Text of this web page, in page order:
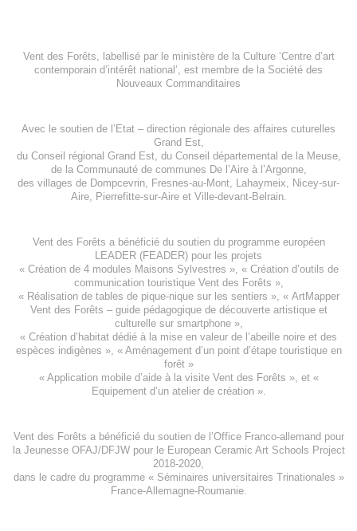
Vent des Forêts, labellisé par le ministère de la Culture ‘Centre d’art
contemporain d’intérêt national’, est membre de la Société des
Nouveaux Commanditaires
Avec le soutien de l’ Etat – direction régionale des affaires cuturelles
Grand Est,
du Conseil régional Grand Est, du Conseil départemental de la Meuse,
de la Communauté de communes De l’Aire à l’Argonne,
des villages de Dompcevrin, Fresnes-au-Mont, Lahaymeix, Nicey-sur-
Aire, Pierrefitte-sur-Aireet Ville-devant-Belrain.
Vent des Forêts a bénéficié du soutien du programme européen
LEADER (FEADER) pour les projets
« Création de 4 modules Maisons Sylvestres », « Création d’outils de
communication touristique Vent des Forêts »,
« Réalisation de tables de pique-nique sur les sentiers », « ArtMapper
Vent des Forêts – guide pédagogique de découverte artistique et
culturelle sur smartphone »,
« Création d’habitat dédié à la mise en valeur de l’abeille noire et des
espèces indigènes », « Aménagement d’un point d’étape touristique en
forêt»
« Application mobile d’aide à la visite Vent des Forêts », et «
Equipement d’un atelier de création».
Vent des Forêts a bénéficié du soutien de l’Office Franco-allemand pour
la Jeunesse OFAJ/DFJWpour leEuropean Ceramic Art Schools Project
2018-2020,
dans le cadre du programme « Séminaires universitaires Trinationales »
France-Allemagne-Roumanie.